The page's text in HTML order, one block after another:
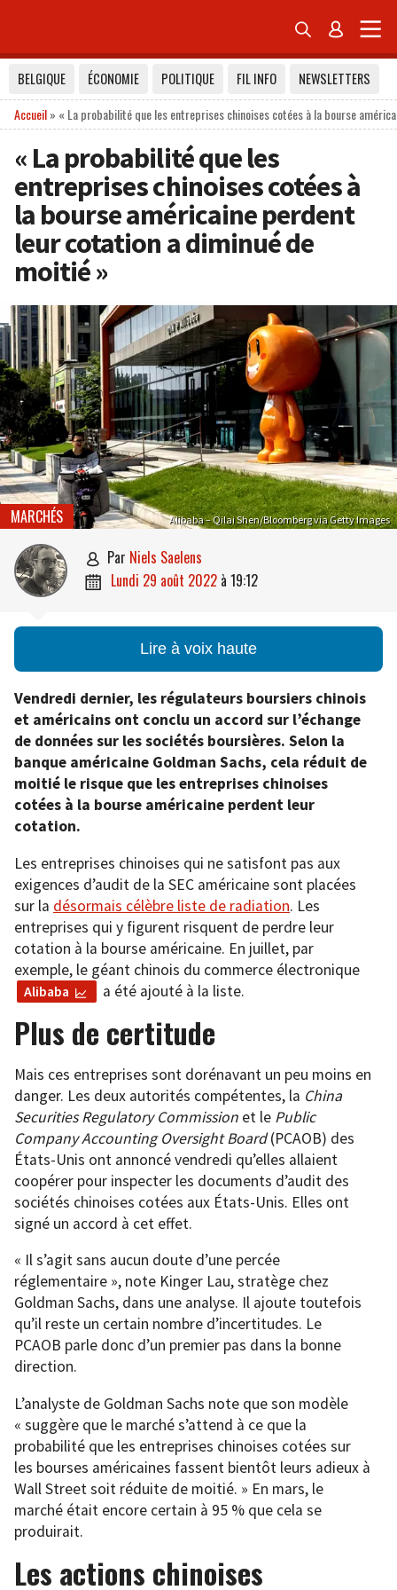
 
BELGIQUE ÉCONOMIE POLITIQUE FIL INFO
NEWSLETTERS
Accueil» « La probabilité que les entreprises chinoises cotées à la bourse
« La probabilité que les
entreprises chinoises cotées à
la bourse américaine perdent
leur cotation a diminué de
moitié »
Alibaba – Qilai Shen/Bloomberg via Getty Images
MARCHÉS
 par Niels Saelens
 lundi 29 août 2022 à 19:12
Lire à voix haute
Vendredi dernier, les régulateurs boursiers chinois
et américains ont conclu un accord sur l’échange
de données sur les sociétés boursières. Selon la
banque américaine Goldman Sachs, cela réduit de
moitié le risque que les entreprises chinoises
cotées à la bourse américaine perdent leur
cotation.
Les entreprises chinoises qui ne satisfont pas aux
exigences d’audit de la SEC américaine sont placées
sur la désormais célèbre liste de radiation. Les
entreprises qui y figurent risquent de perdre leur
cotation à la bourse américaine. En juillet, par
exemple, le géant chinois du commerce électronique
Alibaba a été ajouté à la liste.
Plus de certitude
Mais ces entreprises sont dorénavant un peu moins en
danger. Les deux autorités compétentes, la China
Securities Regulatory Commission et le Public
Company Accounting Oversight Board(PCAOB) des
États-Unis ont annoncé vendredi qu’elles allaient
coopérer pour inspecter les documents d’audit des
sociétés chinoises cotées aux États-Unis. Elles ont
signé un accord à cet effet.
« Il s’agit sans aucun doute d’une percée
réglementaire », note Kinger Lau, stratège chez
Goldman Sachs, dans une analyse. Il ajoute toutefois
qu’il reste un certain nombre d’incertitudes. Le
PCAOB parle donc d’un premier pas dans la bonne
direction.
L’analyste de Goldman Sachs note que son modèle
« suggère que le marché s’attend à ce que la
probabilité que les entreprises chinoises cotées sur
les bourses américaines fassent bientôt leurs adieux à
Wall Street soit réduite de moitié. » En mars, le
marché était encore certain à 95 % que cela se
produirait.
Les actions chinoises